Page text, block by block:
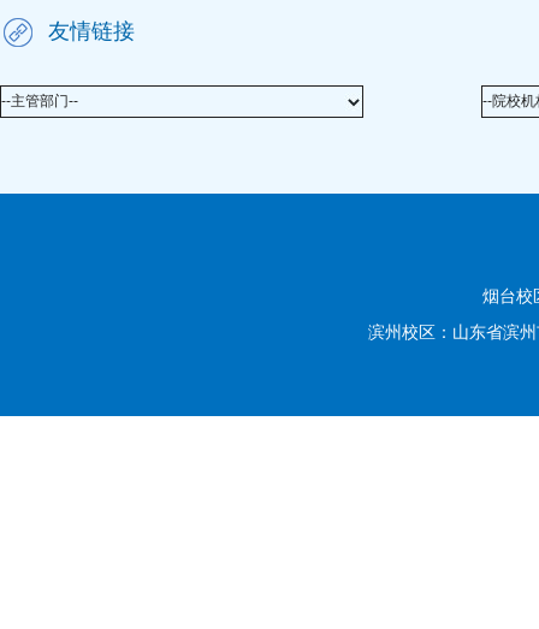
友情链接
--主管部门-- --院校机
烟台校
滨州校区：山东省滨